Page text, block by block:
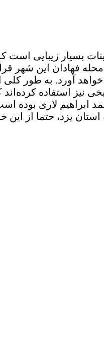
بسیار زیبایی است
فهادان این شهر
نیز استفاده کرده‌اند
خانه، حاج محمد ابراهیم